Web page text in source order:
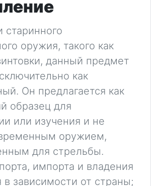
старинного
оружия, такого как
данный предмет
как
Он предлагается как
образец для
или изучения и не
оружием,
для стрельбы.
импорта и владения
в зависимости от страны;